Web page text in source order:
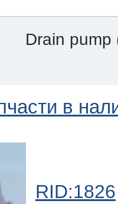
Drain pump
в
RID:1826